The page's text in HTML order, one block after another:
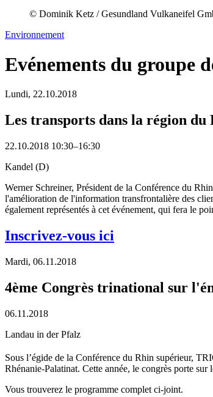
© Dominik Ketz / Gesundland Vulkaneifel
Environnement
Evénements du groupe
Lundi, 22.10.2018
Les transports dans la région
22.10.2018 10:30–16:30
Kandel (D)
Werner Schreiner, Président de la Conférence du
l'amélioration de l'information transfrontalière des
également représentés à cet événement, qui fera le
Inscrivez-vous ici
Mardi, 06.11.2018
4ème Congrès trinational sur
06.11.2018
Landau in der Pfalz
Sous l’égide de la Conférence du Rhin supérieur,
Rhénanie-Palatinat. Cette année, le congrès porte
Vous trouverez le programme complet ci-joint.